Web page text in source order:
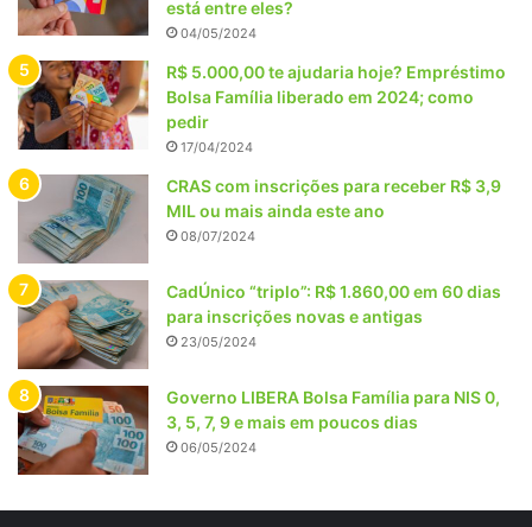
está entre eles?
04/05/2024
R$ 5.000,00 te ajudaria hoje? Empréstimo
Bolsa Família liberado em 2024; como
pedir
17/04/2024
CRAS com inscrições para receber R$ 3,9
MIL ou mais ainda este ano
08/07/2024
CadÚnico “triplo”: R$ 1.860,00 em 60 dias
para inscrições novas e antigas
23/05/2024
Governo LIBERA Bolsa Família para NIS 0,
3, 5, 7, 9 e mais em poucos dias
06/05/2024